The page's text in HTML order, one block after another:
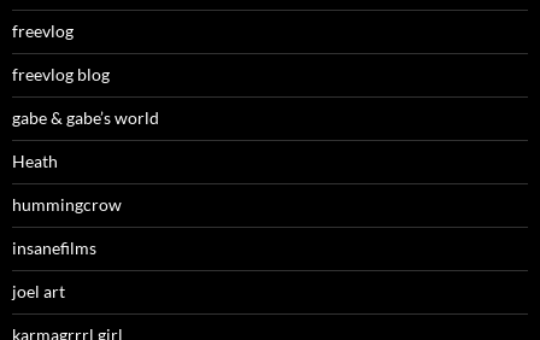
freevlog
freevlog blog
gabe & gabe’s world
Heath
hummingcrow
insanefilms
joel art
karmagrrrl girl